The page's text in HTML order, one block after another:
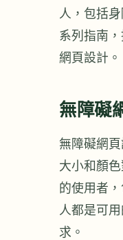
人，包括
系列指南
網頁設計。
無障礙
無障礙網
大小和顏
的使用者
人都是可
求。